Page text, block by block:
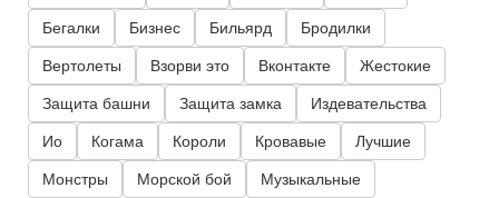
Бегалки Бизнес Бильярд Бродилки
Вертолеты Взорви это Вконтакте Жестокие
Защита башни Защита замка Издевательства
Ио Когама Короли Кровавые Лучшие
Монстры Морской бой Музыкальные